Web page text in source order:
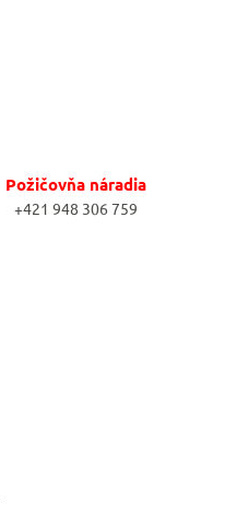
Požičovňa náradia
+421 948 306 759